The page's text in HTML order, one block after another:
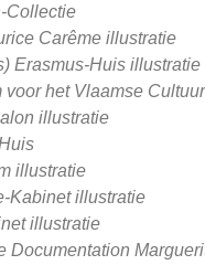
Collectie
Carême illustratie
Erasmus-Huis illustratie
voor het Vlaamse
illustratie
illustratie
Kabinet illustratie
illustratie
Documentation